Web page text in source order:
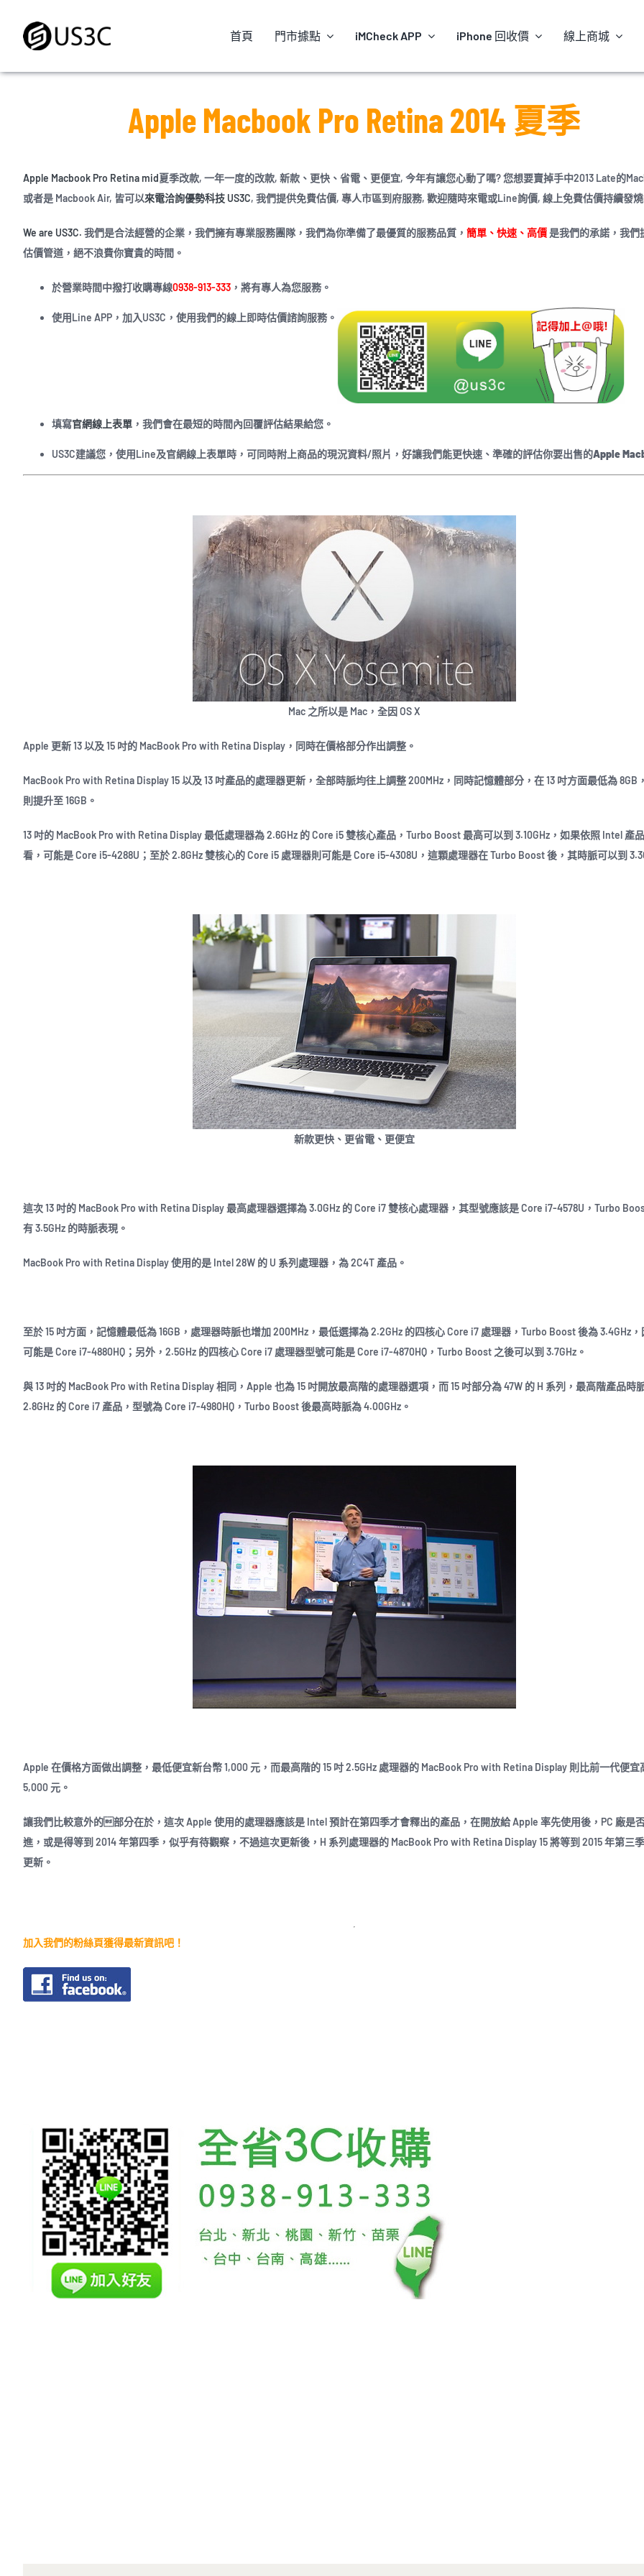
content
首頁 門市據點 iMCheck APP iPhone 回收價 線上商城
Apple Macbook Pro Retina 2014 夏季
Apple Macbook Pro Retina mid夏季改款, 一年一度的改款, 新款、更快、省電、更便宜, 今年有讓您心動了嗎? 您想要賣掉手中2013 Late的
或者是 Macbook Air, 皆可以來電洽詢優勢科技 US3C, 我們提供免費估價, 專人市區到府服務, 歡迎隨時來電或Line詢價, 線上免費估價持續發
We are US3C. 我們是合法經營的企業，我們擁有專業服務團隊，我們為你準備了最優質的服務品質， 簡單、快速、高價是我們的承諾，我們
估價管道，絕不浪費你寶貴的時間。
於營業時間中撥打收購專線0938-913-333 ，將有專人為您服務。
使用Line APP，加入US3C，使用我們的線上即時估價諮詢服務。
填寫官網線上表單 ，我們會在最短的時間內回覆評估結果給您。
US3C建議您，使用Line及官網線上表單時，可同時附上商品的現況資料/照片，好讓我們能更快速、準確的評估你要出售的Apple
Mac 之所以是 Mac，全因 OS X
Apple 更新 13 以及 15 吋的 MacBook Pro with Retina Display，同時在價格部分作出調整。
MacBook Pro with Retina Display 15 以及 13 吋產品的處理器更新，全部時脈均往上調整 200MHz，同時記憶體部分，在 13 吋方面最低為 8GB
則提升至 16GB。
13 吋的 MacBook Pro with Retina Display 最低處理器為 2.6GHz 的 Core i5 雙核心產品，Turbo Boost 最高可以到 3.10GHz，如果依照 Intel 產
看，可能是 Core i5-4288U；至於 2.8GHz 雙核心的 Core i5 處理器則可能是 Core i5-4308U，這顆處理器在 Turbo Boost 後，其時脈可以到
新款更快、更省電、更便宜
這次 13 吋的 MacBook Pro with Retina Display 最高處理器選擇為 3.0GHz 的 Core i7 雙核心處理器，其型號應該是 Core i7-4578U，Turbo
有 3.5GHz 的時脈表現。
MacBook Pro with Retina Display 使用的是 Intel 28W 的 U 系列處理器，為 2C4T 產品。
至於 15 吋方面，記憶體最低為 16GB，處理器時脈也增加 200MHz，最低選擇為 2.2GHz 的四核心 Core i7 處理器，Turbo Boost 後為 3.4GHz
可能是 Core i7-4880HQ；另外，2.5GHz 的四核心 Core i7 處理器型號可能是 Core i7-4870HQ，Turbo Boost 之後可以到 3.7GHz。
與 13 吋的 MacBook Pro with Retina Display 相同，Apple 也為 15 吋開放最高階的處理器選項，而 15 吋部分為 47W 的 H 系列，最高階產品時
2.8GHz 的 Core i7 產品，型號為 Core i7-4980HQ，Turbo Boost 後最高時脈為 4.00GHz。
Apple 在價格方面做出調整，最低便宜新台幣 1,000 元，而最高階的 15 吋 2.5GHz 處理器的 MacBook Pro with Retina Display 則比前一代便宜
5,000 元。
讓我們比較意外的部分在於，這次 Apple 使用的處理器應該是 Intel 預計在第四季才會釋出的產品，在開放給 Apple 率先使用後，PC 廠是
進，或是得等到 2014 年第四季，似乎有待觀察，不過這次更新後，H 系列處理器的 MacBook Pro with Retina Display 15 將等到 2015 年第三
更新。
加入我們的粉絲頁獲得最新資訊吧！